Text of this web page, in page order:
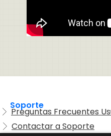
Soporte
Preguntas Frecuentes
Contactar a Soporte